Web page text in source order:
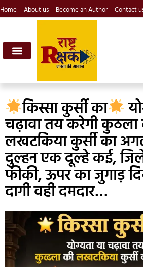
Home About us Become an Author Contact
किस्सा कुर्सी का
चढ़ावा तय करेगी कुठला
लखटकिया कुर्सी का
दुल्हन एक दूल्हे कई,
फीकी, ऊपर का जुगाड़
दागी वही दमदार…